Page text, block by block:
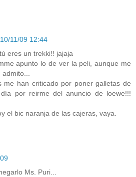
10/11/09 12:44
eres un trekki!! jajaja
apunto lo de ver la peli, aunque me
me han criticado por poner galletas de
por reirme del anuncio de loewe!!!
el bic naranja de las cajeras, vaya.
Ms. Puri...